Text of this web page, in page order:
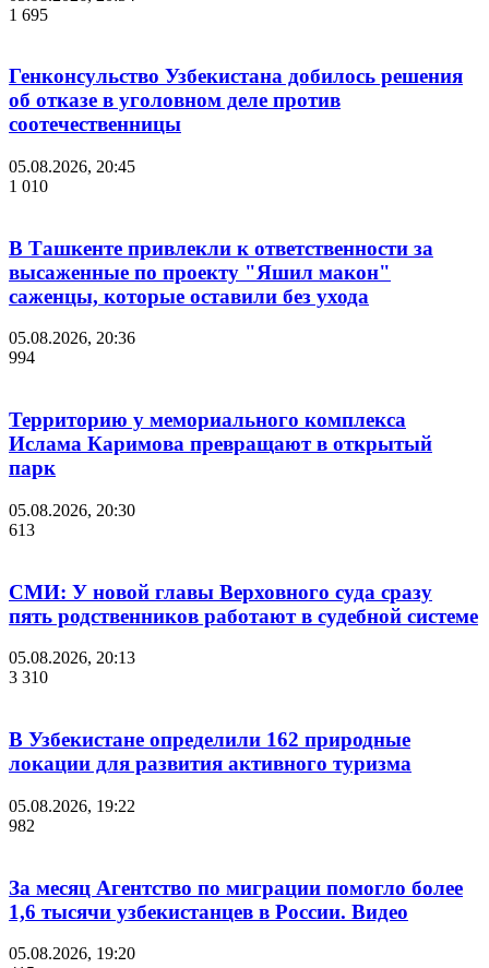
1 695
Генконсульство Узбекистана добилось решения
об отказе в уголовном деле против
соотечественницы
05.08.2026, 20:45
1 010
В Ташкенте привлекли к ответственности за
высаженные по проекту "Яшил макон"
саженцы, которые оставили без ухода
05.08.2026, 20:36
994
Территорию у мемориального комплекса
Ислама Каримова превращают в открытый
парк
05.08.2026, 20:30
613
СМИ: У новой главы Верховного суда сразу
пять родственников работают в судебной системе
05.08.2026, 20:13
3 310
В Узбекистане определили 162 природные
локации для развития активного туризма
05.08.2026, 19:22
982
За месяц Агентство по миграции помогло более
1,6 тысячи узбекистанцев в России. Видео
05.08.2026, 19:20